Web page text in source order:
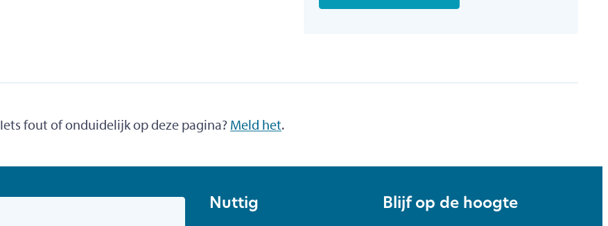
Iets fout of onduidelijk op deze pagina? Meld het.
Nuttig Blijf op de hoogte